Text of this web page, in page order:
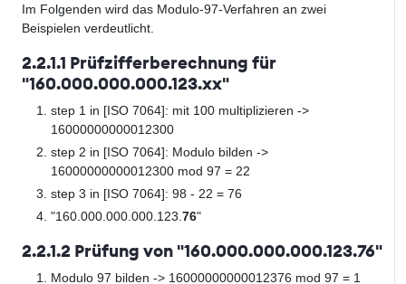
Im Folgenden wird das Modulo-97-Verfahren an zwei
Beispielen verdeutlicht.
2.2.1.1 Prüfzifferberechnung für
"160.000.000.000.123.xx"
step 1 in [ISO 7064]: mit 100 multiplizieren ->
16000000000012300
step 2 in [ISO 7064]: Modulo bilden ->
16000000000012300 mod 97 = 22
step 3 in [ISO 7064]: 98 - 22 = 76
"160.000.000.000.123. 76"
2.2.1.2 Prüfung von "160.000.000.000.123.76"
Modulo 97 bilden -> 16000000000012376 mod 97 = 1